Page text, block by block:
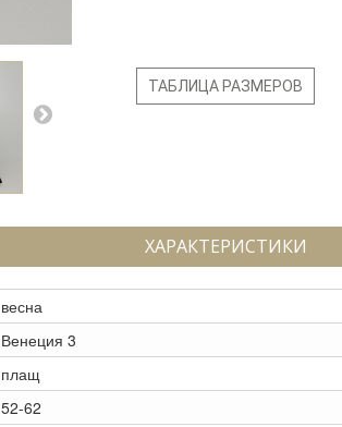
ТАБЛИЦА РАЗМЕРОВ
ХАРАКТЕРИСТИКИ
весна
Венеция 3
плащ
52-62